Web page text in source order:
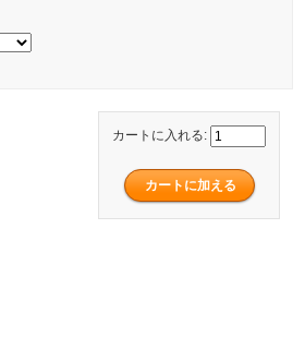
カートに入れる: